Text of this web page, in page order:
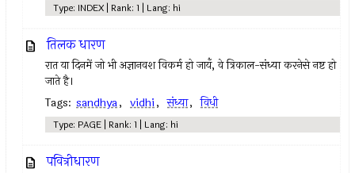
Type: INDEX | Rank: 1 | Lang: hi
तिलक धारण
रात या दिनमें जो भी अज्ञानवश विकर्म हो जायँ, वे त्रिकाल-संध्या करनेसे नष्ट हो
जाते है।
Tags: sandhya, vidhi, संध्या, विधी
Type: PAGE | Rank: 1 | Lang: hi
पवित्रीधारण